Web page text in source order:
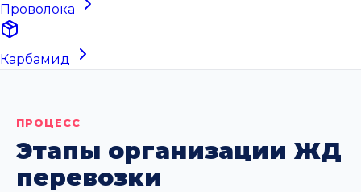
Проволока
Карбамид
ПРОЦЕСС
Этапы организации ЖД
перевозки